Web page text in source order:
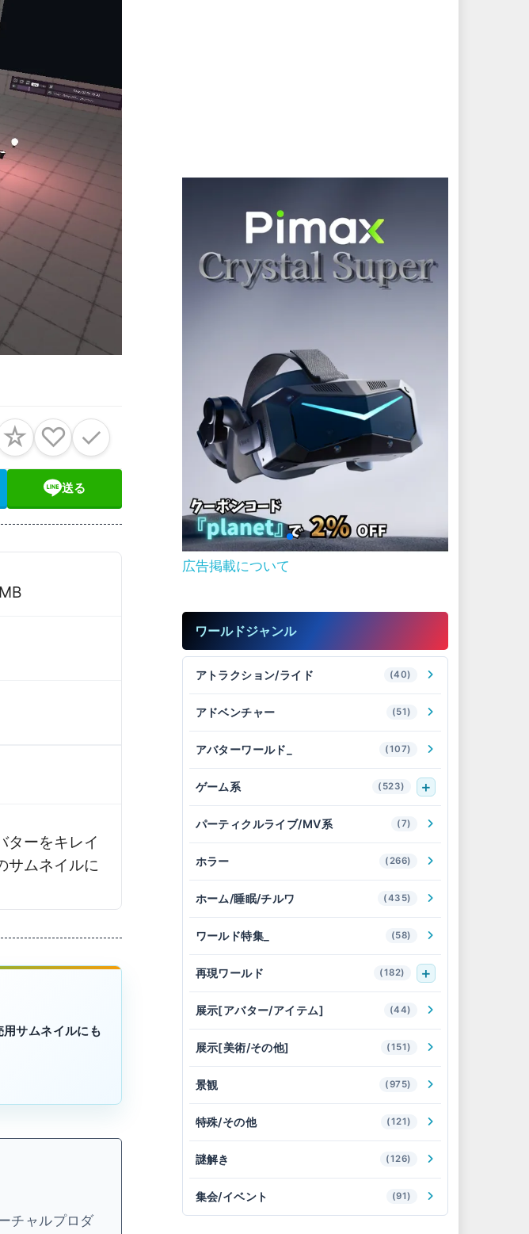
☆ ♡ ✓
送る
ターをキレイ
サムネイルに
サムネイルにも
チャルプロダ
広告掲載について
ワールドジャンル
アトラクション/ライド (40)
アドベンチャー (51)
アバターワールド_ (107)
ゲーム系 (523)
パーティクルライブ/MV系 (7)
ホラー (266)
ホーム/睡眠/チルワ (435)
ワールド特集_ (58)
再現ワールド (182)
展示[アバター/アイテム] (44)
展示[美術/その他] (151)
景観 (975)
特殊/その他 (121)
謎解き (126)
集会/イベント (91)